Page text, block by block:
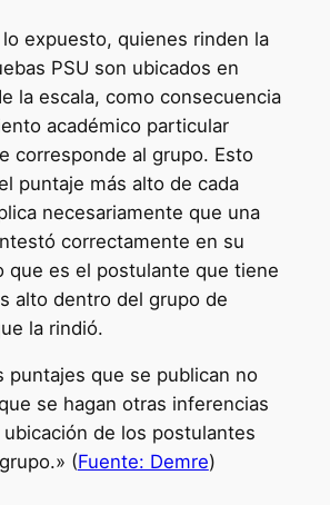
expuesto, quienes rinden la
PSU son ubicados en
la escala, como consecuencia
académico particular
corresponde al grupo. Esto
puntaje más alto de cada
necesariamente que una
correctamente en su
que es el postulante que tiene
alto dentro del grupo de
la rindió.
puntajes que se publican no
se hagan otras inferencias
de los postulantes
(Fuente: Demre)